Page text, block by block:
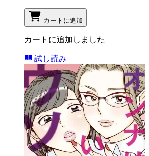
カートに追加
カートに追加しました
試し読み